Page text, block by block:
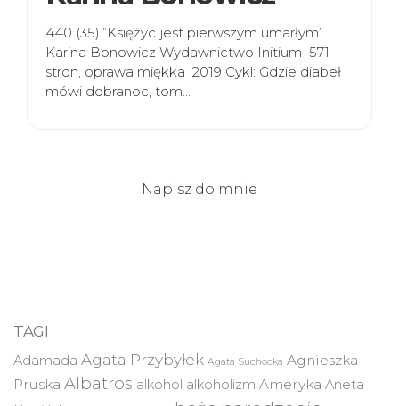
440 (35).”Księżyc jest pierwszym umarłym”
Karina Bonowicz Wydawnictwo Initium 571
stron, oprawa miękka 2019 Cykl: Gdzie diabeł
mówi dobranoc, tom…
Napisz do mnie
TAGI
Adamada Agata Przybyłek Agata Suchocka Agnieszka
Pruska Albatros alkohol alkoholizm Ameryka Aneta